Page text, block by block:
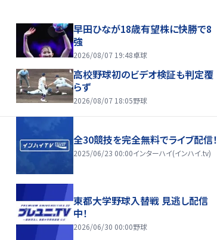
早田ひなが18歳有望株に快勝で8
強
2026/08/07 19:48卓球
高校野球初のビデオ検証も判定覆
らず
2026/08/07 18:05野球
全30競技を完全無料でライブ配信！
2025/06/23 00:00インターハイ(インハイ.tv)
東都大学野球入替戦 見逃し配信
中！
2026/06/30 00:00野球